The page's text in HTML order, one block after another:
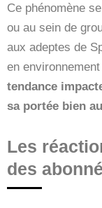
Ce phénomène
ou au sein de
aux adeptes de
en
tendance
sa portée bien
Les
des